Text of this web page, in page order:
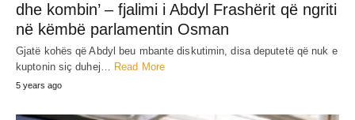
dhe kombin’ – fjalimi i Abdyl Frashërit që ngriti
në këmbë parlamentin Osman
Gjatë kohës që Abdyl beu mbante diskutimin, disa deputetë që nuk e
kuptonin siç duhej… Read More
5 years ago